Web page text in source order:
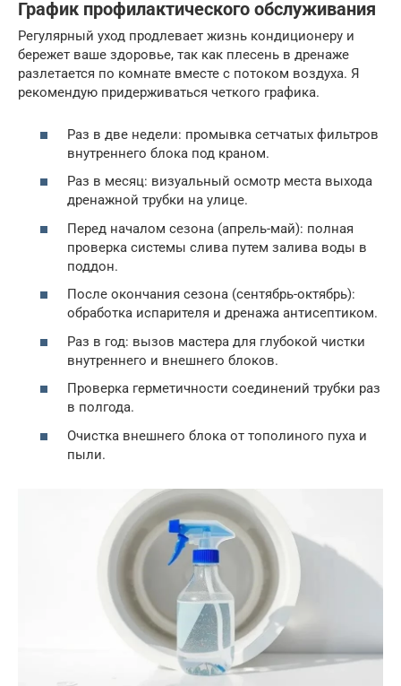
График профилактического обслуживания
Регулярный уход продлевает жизнь кондиционеру и
бережет ваше здоровье, так как плесень в дренаже
разлетается по комнате вместе с потоком воздуха. Я
рекомендую придерживаться четкого графика.
Раз в две недели: промывка сетчатых фильтров
внутреннего блока под краном.
Раз в месяц: визуальный осмотр места выхода
дренажной трубки на улице.
Перед началом сезона (апрель-май): полная
проверка системы слива путем залива воды в
поддон.
После окончания сезона (сентябрь-октябрь):
обработка испарителя и дренажа антисептиком.
Раз в год: вызов мастера для глубокой чистки
внутреннего и внешнего блоков.
Проверка герметичности соединений трубки раз
в полгода.
Очистка внешнего блока от тополиного пуха и
пыли.